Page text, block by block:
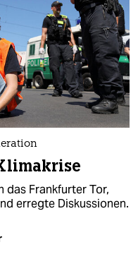
das Frankfurter Tor,
erregte Diskussionen.